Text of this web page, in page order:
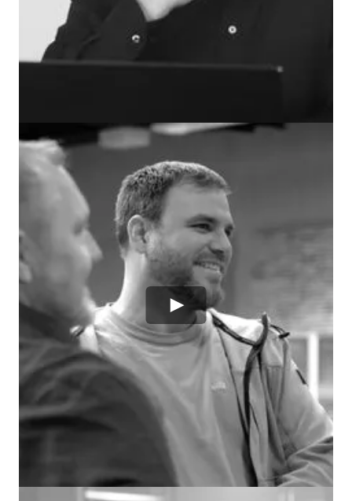
"INNVOLVE KAN
ONZE KEY-
USERS VLOT
OVERTUIGEN
VAN HET NUT EN
DE NOODZAAK
VAN DE
TRANSITIE."